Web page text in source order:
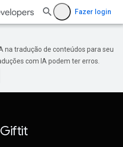
Fazer login
na tradução de conteúdos para seu
com IA podem ter erros.
Giftit